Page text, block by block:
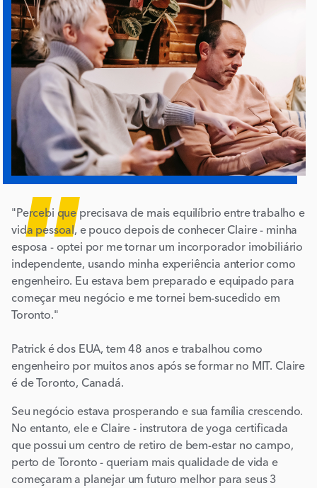
"
"Percebi que precisava de mais equilíbrio entre trabalho e
vida pessoal, e pouco depois de conhecer Claire - minha
esposa - optei por me tornar um incorporador imobiliário
independente, usando minha experiência anterior como
engenheiro. Eu estava bem preparado e equipado para
começar meu negócio e me tornei bem-sucedido em
Toronto."
Patrick é dos EUA, tem 48 anos e trabalhou como
engenheiro por muitos anos após se formar no MIT. Claire
é de Toronto, Canadá.
Seu negócio estava prosperando e sua família crescendo.
No entanto, ele e Claire - instrutora de yoga certificada
que possui um centro de retiro de bem-estar no campo,
perto de Toronto - queriam mais qualidade de vida e
começaram a planejar um futuro melhor para seus 3